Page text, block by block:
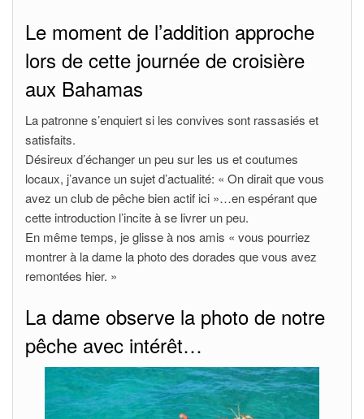
Le moment de l’addition approche
lors de cette journée de croisière
aux Bahamas
La patronne s’enquiert si les convives sont rassasiés et
satisfaits.
Désireux d’échanger un peu sur les us et coutumes
locaux, j’avance un sujet d’actualité: « On dirait que vous
avez un club de pêche bien actif ici »…en espérant que
cette introduction l’incite à se livrer un peu.
En même temps, je glisse à nos amis « vous pourriez
montrer à la dame la photo des dorades que vous avez
remontées hier. »
La dame observe la photo de notre
pêche avec intérêt…